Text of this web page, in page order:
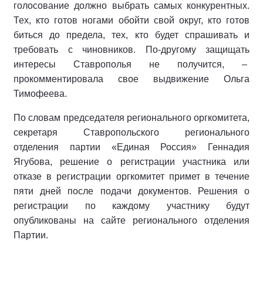
голосование должно выбрать самых конкурентных.
Тех, кто готов ногами обойти свой округ, кто готов
биться до предела, тех, кто будет спрашивать и
требовать с чиновников. По-другому защищать
интересы Ставрополья не получится, –
прокомментировала свое выдвижение Ольга
Тимофеева.
По словам председателя регионального оргкомитета,
секретаря Ставропольского регионального
отделения партии «Единая Россия» Геннадия
Ягубова, решение о регистрации участника или
отказе в регистрации оргкомитет примет в течение
пяти дней после подачи документов. Решения о
регистрации по каждому участнику будут
опубликованы на сайте регионального отделения
Партии.